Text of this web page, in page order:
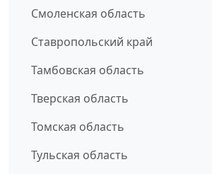
Смоленская область
Ставропольский край
Тамбовская область
Тверская область
Томская область
Тульская область